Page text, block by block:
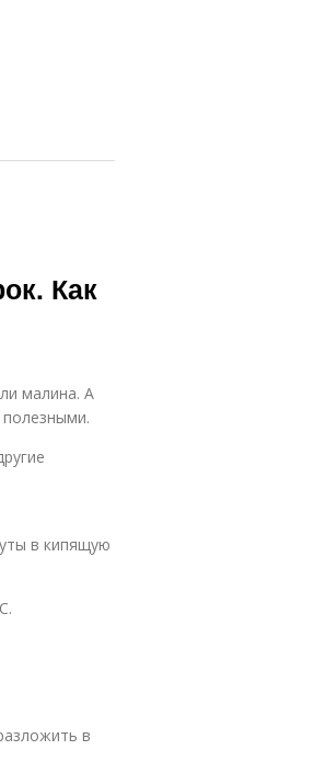
Как
малина. А
в кипящую
в